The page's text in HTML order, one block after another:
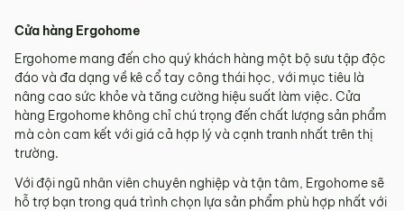
Cửa hàng Ergohome
Ergohome mang đến cho quý khách hàng một bộ sưu tập độc
đáo và đa dạng về kê cổ tay công thái học, với mục tiêu là
nâng cao sức khỏe và tăng cường hiệu suất làm việc. Cửa
hàng Ergohome không chỉ chú trọng đến chất lượng sản phẩm
mà còn cam kết với giá cả hợp lý và cạnh tranh nhất trên thị
trường.
Với đội ngũ nhân viên chuyên nghiệp và tận tâm, Ergohome sẽ
hỗ trợ bạn trong quá trình chọn lựa sản phẩm phù hợp nhất với